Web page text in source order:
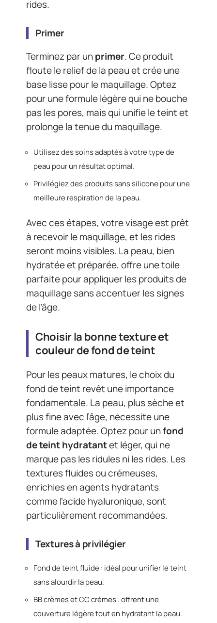
rides.
Primer
Terminez par unprimer. Ce produit
floute le relief de la peau et crée une
base lisse pour le maquillage. Optez
pour une formule légère qui ne bouche
pas les pores, mais qui unifie le teint et
prolonge la tenue du maquillage.
Utilisez des soins adaptés à votre type de
peau pour un résultat optimal.
Privilégiez des produits sans silicone pour une
meilleure respiration de la peau.
Avec ces étapes, votre visage est prêt
à recevoir le maquillage, et les rides
seront moins visibles. La peau, bien
hydratée et préparée, offre une toile
parfaite pour appliquer les produits de
maquillage sans accentuer les signes
de l’âge.
Choisir la bonne texture et
couleur de fond de teint
Pour les peaux matures, le choix du
fond de teint revêt une importance
fondamentale. La peau, plus sèche et
plus fine avec l’âge, nécessite une
formule adaptée. Optez pour unfond
de teint hydratantet léger, qui ne
marque pas les ridules ni les rides. Les
textures fluides ou crémeuses,
enrichies en agents hydratants
comme l’acide hyaluronique, sont
particulièrement recommandées.
Textures à privilégier
Fond de teint fluide : idéal pour unifier le teint
sans alourdir la peau.
BB crèmes et CC crèmes : offrent une
couverture légère tout en hydratant la peau.